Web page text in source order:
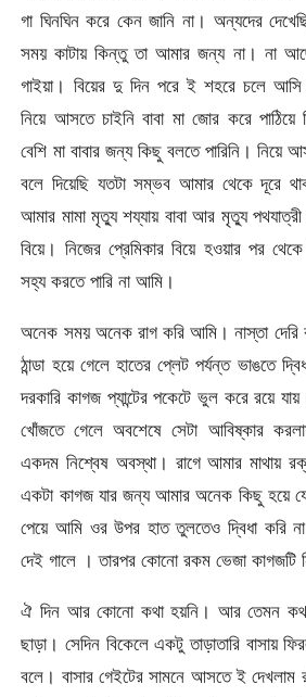
গা ঘিনঘিন করে কেন জানি না। অন্যদের
সময় কাটায় কিন্তু তা আমার জন্য না। না
গাইয়া। বিয়ের দু দিন পরে ই শহরে চলে
নিয়ে আসতে চাইনি বাবা মা জোর করে
বেশি মা বাবার জন্য কিছু বলতে পারিনি।
বলে দিয়েছি যতটা সম্ভব আমার থেকে দূরে
আমার মামা মৃত্যু শয্যায় বাবা আর মৃত্যু পথযাত্রী
বিয়ে। নিজের প্রেমিকার বিয়ে হওয়ার পর
সহ্য করতে পারি না আমি।
অনেক সময় অনেক রাগ করি আমি। নাস্তা দেরি
ঠান্ডা হয়ে গেলে হাতের প্লেট পর্যন্ত ভাঙতে
দরকারি কাগজ প্যান্টের পকেটে ভুল করে রয়ে
খোঁজতে গেলে অবশেষে সেটা আবিষ্কার
একদম নিশ্বেষ অবস্থা। রাগে আমার মাথায়
একটা কাগজ যার জন্য আমার অনেক কিছু হয়ে
পেয়ে আমি ওর উপর হাত তুলতেও দ্বিধা করি
দেই গালে । তারপর কোনো রকম ভেজা কাগজটি
ঐ দিন আর কোনো কথা হয়নি। আর তেমন
ছাড়া। সেদিন বিকেলে একটু তাড়াতারি বাসায়
বলে। বাসার গেইটের সামনে আসতে ই দেখলাম